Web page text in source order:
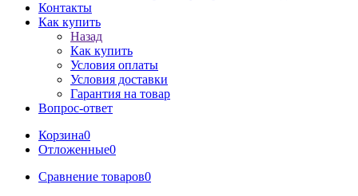
Контакты
Как купить
Назад
Как купить
Условия оплаты
Условия доставки
Гарантия на товар
Вопрос-ответ
Корзина0
Отложенные0
Сравнение товаров0